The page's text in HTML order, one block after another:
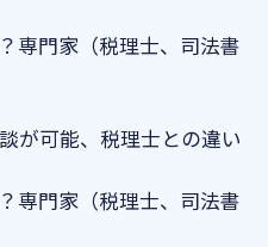
専門家（税理士、司法書
が可能、税理士との違い
専門家（税理士、司法書